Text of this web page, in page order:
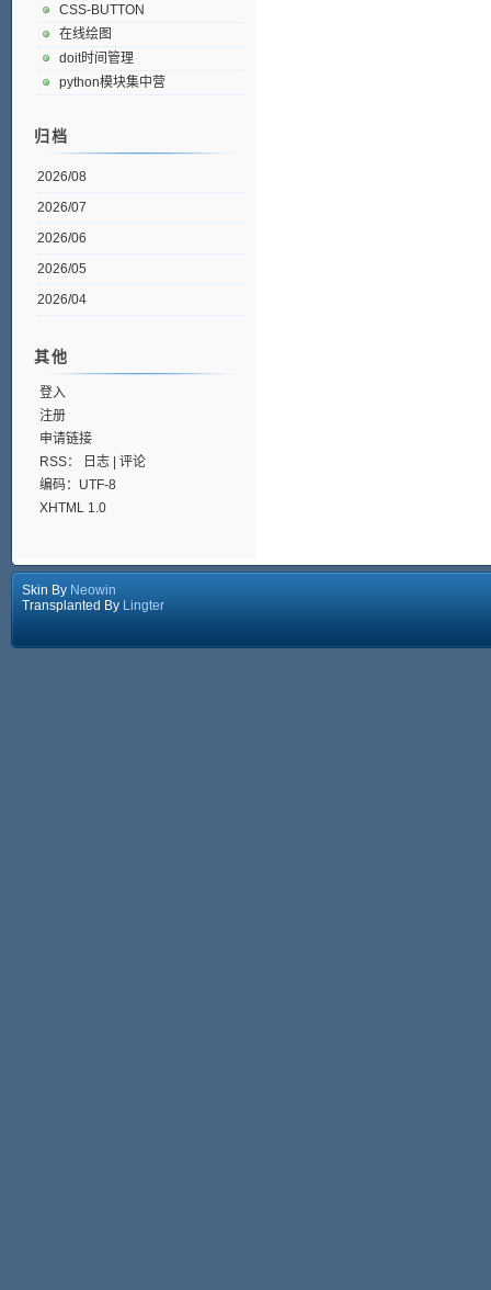
CSS-BUTTON
在线绘图
doit时间管理
python模块集中营
归档
2026/08
2026/07
2026/06
2026/05
2026/04
其他
登入
注册
申请链接
RSS：
日志| 评论
编码：UTF-8
XHTML 1.0
Skin By Neowin
Transplanted By Lingter